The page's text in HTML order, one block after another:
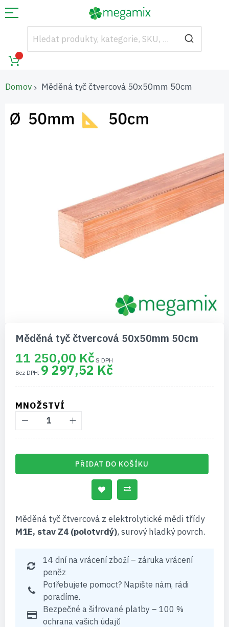
Domov Měděná tyč čtvercová 50x50mm 50cm
na
konec
začátek
galerie
obrázky
Měděná tyč čtvercová 50x50mm 50cm
11 250,00 Kč
9 297,52 Kč
MNOŽSTVÍ
PŘIDAT DO KOŠÍKU
Měděná tyč čtvercová z elektrolytické mědi třídy
M1E, stav Z4 (polotvrdý), surový hladký povrch.
14 dní na vrácení zboží – záruka vrácení
peněz
Potřebujete pomoct? Napište nám, rádi
poradíme.
Bezpečné a šifrované platby – 100 %
ochrana vašich údajů